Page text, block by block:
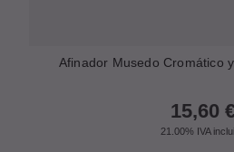
Afinador Musedo Cromático
15,60
21.00% IVA